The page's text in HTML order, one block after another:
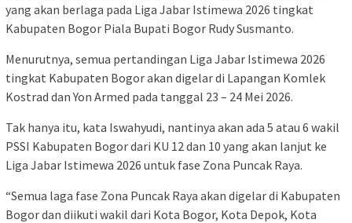
yang akan berlaga pada Liga Jabar Istimewa 2026 tingkat
Kabupaten Bogor Piala Bupati Bogor Rudy Susmanto.
Menurutnya, semua pertandingan Liga Jabar Istimewa 2026
tingkat Kabupaten Bogor akan digelar di Lapangan Komlek
Kostrad dan Yon Armed pada tanggal 23 – 24 Mei 2026.
Tak hanya itu, kata Iswahyudi, nantinya akan ada 5 atau 6 wakil
PSSI Kabupaten Bogor dari KU 12 dan 10 yang akan lanjut ke
Liga Jabar Istimewa 2026 untuk fase Zona Puncak Raya.
“Semua laga fase Zona Puncak Raya akan digelar di Kabupaten
Bogor dan diikuti wakil dari Kota Bogor, Kota Depok, Kota